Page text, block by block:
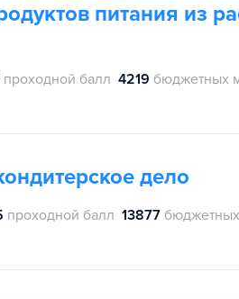
питания из
проходной балл 4219 бюджетных
дело
проходной балл 13877